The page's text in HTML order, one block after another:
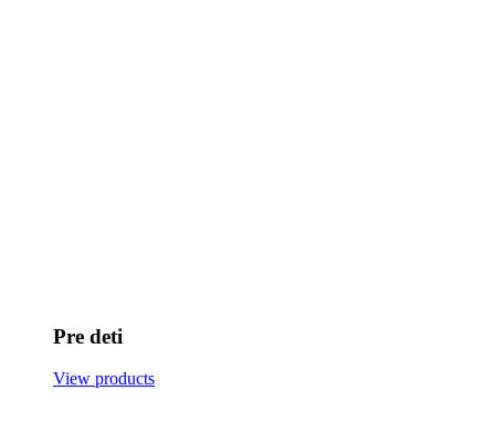
Pre deti
View products